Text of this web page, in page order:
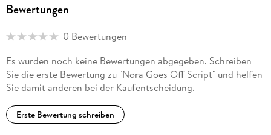
Bewertungen
0 Bewertungen
Es wurden noch keine Bewertungen abgegeben. Schreiben
Sie die erste Bewertung zu "Nora Goes Off Script" und helfen
Sie damit anderen bei der Kaufentscheidung.
Erste Bewertung schreiben